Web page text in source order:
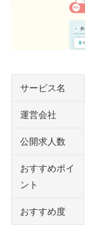
サービス名
運営会社
公開求人数
おすすめポイ
ント
おすすめ度